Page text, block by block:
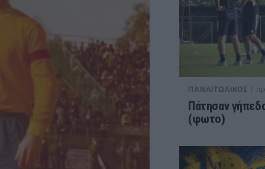
ΠΑΝΑΙΤΩΛΙΚΟΣ /
Πάτησαν
(φωτο)